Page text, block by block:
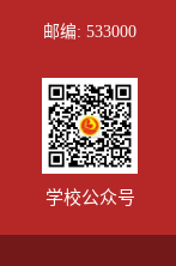
邮编: 533000
学校公众号